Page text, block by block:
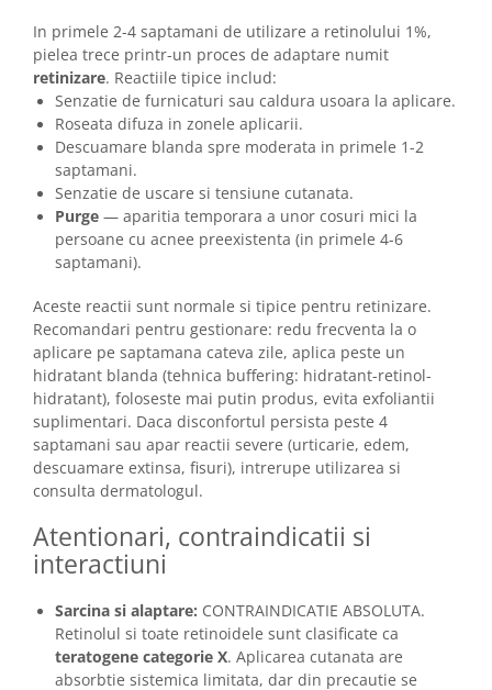
In primele 2-4 saptamani de utilizare a retinolului 1%,
pielea trece printr-un proces de adaptare numit
retinizare. Reactiile tipice includ:
Senzatie de furnicaturi sau caldura usoara la aplicare.
Roseata difuza in zonele aplicarii.
Descuamare blanda spre moderata in primele 1-2
saptamani.
Senzatie de uscare si tensiune cutanata.
Purge — aparitia temporara a unor cosuri mici la
persoane cu acnee preexistenta (in primele 4-6
saptamani).
Aceste reactii sunt normale si tipice pentru retinizare.
Recomandari pentru gestionare: redu frecventa la o
aplicare pe saptamana cateva zile, aplica peste un
hidratant blanda (tehnica buffering: hidratant-retinol-
hidratant), foloseste mai putin produs, evita exfoliantii
suplimentari. Daca disconfortul persista peste 4
saptamani sau apar reactii severe (urticarie, edem,
descuamare extinsa, fisuri), intrerupe utilizarea si
consulta dermatologul.
Atentionari, contraindicatii si
interactiuni
Sarcina si alaptare: CONTRAINDICATIE ABSOLUTA.
Retinolul si toate retinoidele sunt clasificate ca
teratogene categorie X. Aplicarea cutanata are
absorbtie sistemica limitata, dar din precautie se